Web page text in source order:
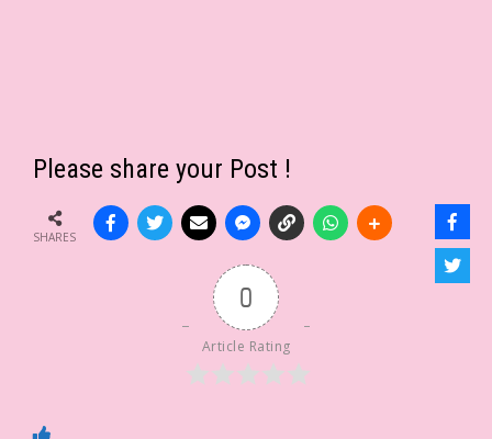
Please share your Post !
SHARES
0
Article Rating